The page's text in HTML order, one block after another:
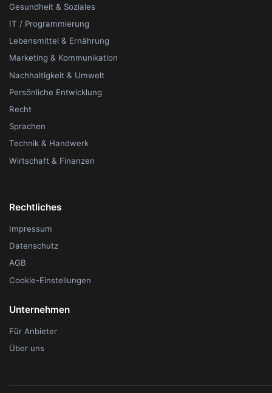
Gesundheit & Soziales
IT / Programmierung
Lebensmittel & Ernährung
Marketing & Kommunikation
Nachhaltigkeit & Umwelt
Persönliche Entwicklung
Recht
Sprachen
Technik & Handwerk
Wirtschaft & Finanzen
Rechtliches
Impressum
Datenschutz
AGB
Cookie-Einstellungen
Unternehmen
Für Anbieter
Über uns